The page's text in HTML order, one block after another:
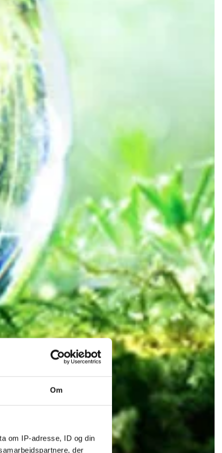
Om
om IP-adresse, ID og din
der